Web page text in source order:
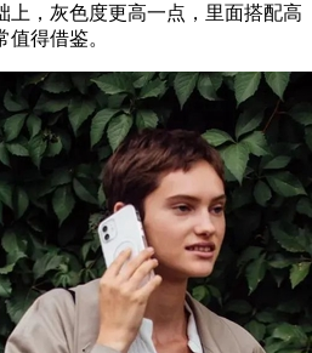
，灰色度更高一点，里面搭配高
得借鉴。